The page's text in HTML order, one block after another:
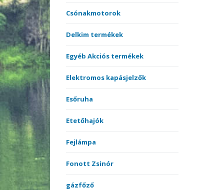
Csónakmotorok
Delkim termékek
Egyéb Akciós termékek
Elektromos kapásjelzők
Esőruha
Etetőhajók
Fejlámpa
Fonott Zsinór
gázfőző